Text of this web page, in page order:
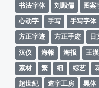
书法字体
刘殿儒 图案
心动字
手写 手写字体
方正字迹
方正手迹 日
汉仪
海報 海报 王
素材
繁 细 综艺
超世紀
造字工房 黑体